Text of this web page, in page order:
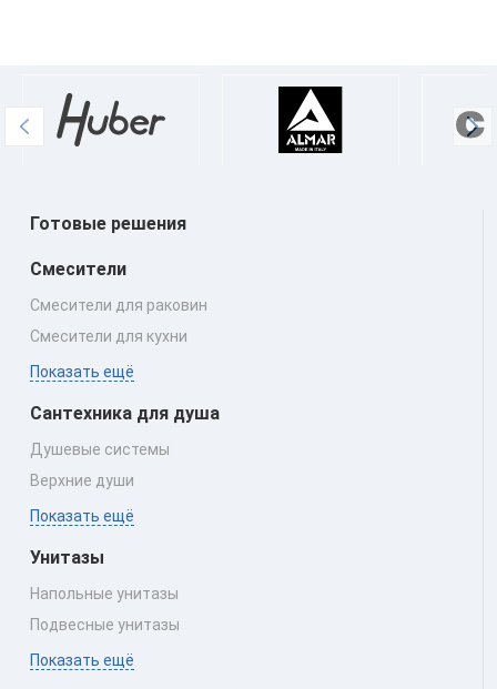
Готовые решения
Смесители
Смесители для раковин
Смесители для кухни
Показать ещё
Сантехника для душа
Душевые системы
Верхние души
Показать ещё
Унитазы
Напольные унитазы
Подвесные унитазы
Показать ещё